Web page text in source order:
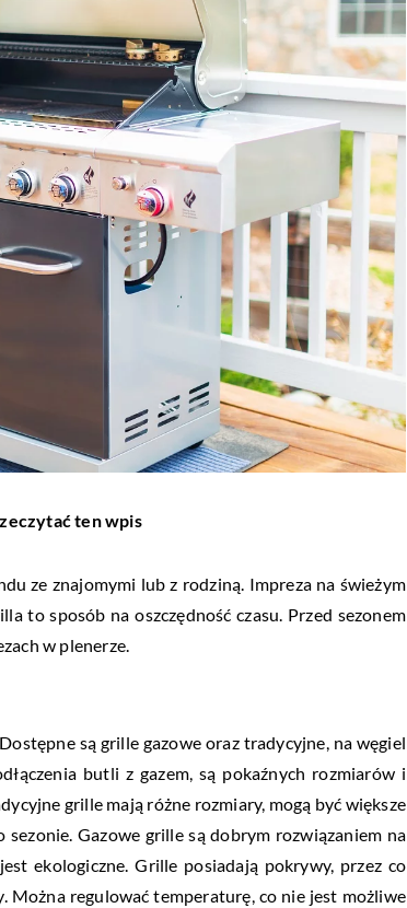
ten wpis
ze znajomymi lub z rodziną. Impreza na świeżym
to sposób na oszczędność czasu. Przed sezonem
w plenerze.
są grille gazowe oraz tradycyjne, na węgiel
butli z gazem, są pokaźnych rozmiarów i
grille mają różne rozmiary, mogą być większe
sezonie. Gazowe grille są dobrym rozwiązaniem na
ekologiczne. Grille posiadają pokrywy, przez co
Można regulować temperaturę, co nie jest możliwe